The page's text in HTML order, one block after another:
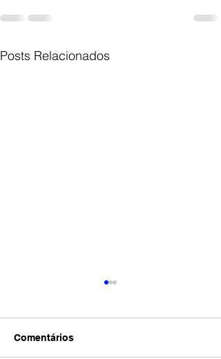
Posts Relacionados
Comentários